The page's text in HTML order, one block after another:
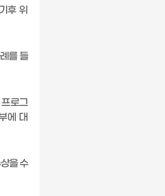
후 위
를 들
프로그
에 대
상을 수